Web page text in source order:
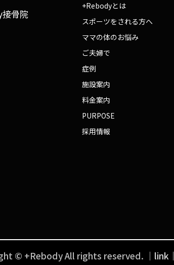
骨院
+Rebodyとは
スポーツをされる方へ
ママの体のお悩み
ご夫婦で
症例
施設案内
料金案内
PURPOSE
採用情報
© +Rebody All rights reserved. ｜link｜